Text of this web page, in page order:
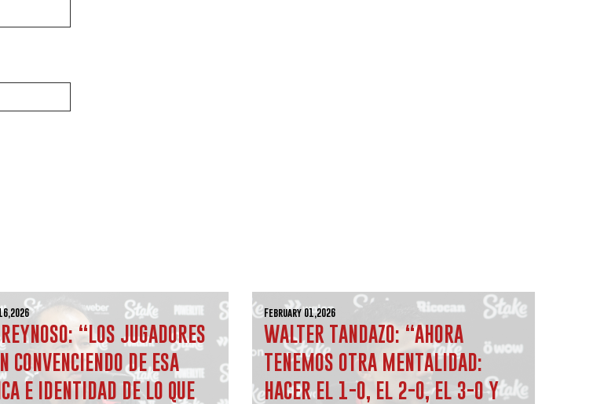
“LOS JUGADORES
CONVENCIENDO DE ESA
E IDENTIDAD DE LO QUE
February 01,2026
WALTER TANDAZO: “AHORA
TENEMOS OTRA MENTALIDAD:
HACER EL 1-0, EL 2-0, EL 3-0 Y